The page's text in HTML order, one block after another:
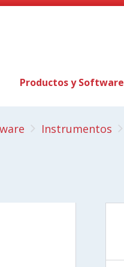
Productos y Software
Instrumentos